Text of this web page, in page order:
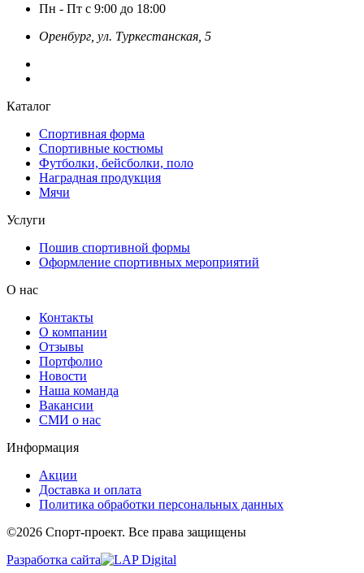
Пн - Пт с 9:00 до 18:00
Оренбург, ул. Туркестанская, 5
Каталог
Спортивная форма
Спортивные костюмы
Футболки, бейсболки, поло
Наградная продукция
Мячи
Услуги
Пошив спортивной формы
Оформление спортивных мероприятий
О нас
Контакты
О компании
Отзывы
Портфолио
Новости
Наша команда
Вакансии
СМИ о нас
Информация
Акции
Доставка и оплата
Политика обработки персональных данных
©2026 Спорт-проект. Все права защищены
Разработка сайта